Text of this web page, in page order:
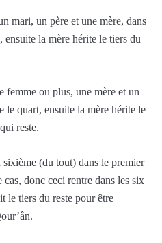
mari, un père et une mère, dans
la mère hérite le tiers du
femme ou plus, une mère et un
le quart, ensuite la mère hérite le
reste.
(du tout) dans le premier
donc ceci rentre dans les six
le tiers du reste pour être